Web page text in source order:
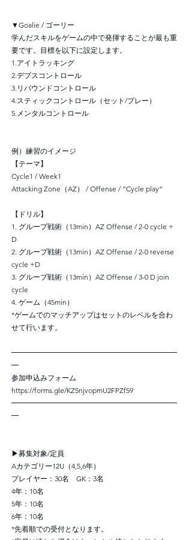
▼Goalie / ゴーリー
学んだスキルをゲームの中で発揮することが最も重
要です。目標を以下に設定します。
1.アイトラッキング
2.デプスコントロール
3.リバウンドコントロール
4.スティックコントロール（セット/プレー）
5.メンタルコントロール
例）練習のイメージ
【テーマ】
Cycle1 / Week1
Attacking Zone（AZ） / Offense / ”Cycle play”
【ドリル】
1. グループ戦術（13min）AZ Offense / 2-0 cycle +
D
2. グループ戦術（13min）AZ Offense / 2-0 reverse
cycle +D
3. グループ戦術（13min）AZ Offense / 3-0 D join
cycle
4. ゲーム（45min）
*ゲームでのマッチアップはセットのレベルを合わ
せて行います。
━━━━━━━━━━━━━━━━━━━━━━━
━
参加申込みフォーム
https://forms.gle/KZ5njvopmU2FPZf59
━━━━━━━━━━━━━━━━━━━━━━━
━
▶募集対象/定員
Aカテゴリー12U（4,5,6年）
プレイヤー：30名 GK：3名
4年：10名
5年：10名
6年：10名
*先着順での受付となります。